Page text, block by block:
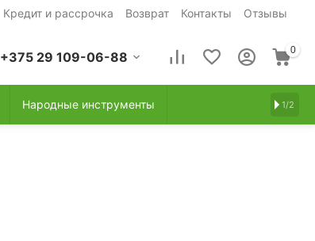
Кредит и рассрочка Возврат Контакты Отзывы
+375 29 109-06-88 0
Народные инструменты 1/2